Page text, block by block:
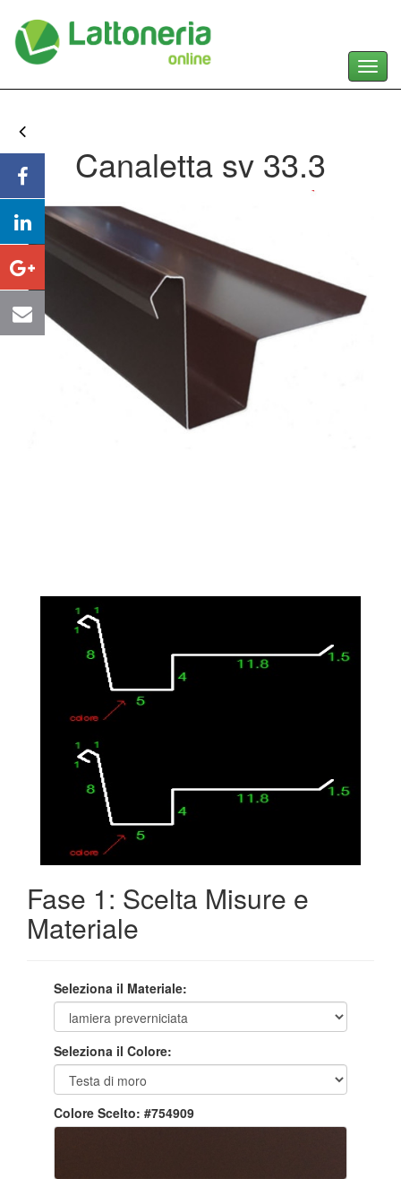
Canaletta sv 33.3
Fase 1: Scelta Misure e
Materiale
Seleziona il Materiale:
Seleziona il Colore:
Colore Scelto: #754909